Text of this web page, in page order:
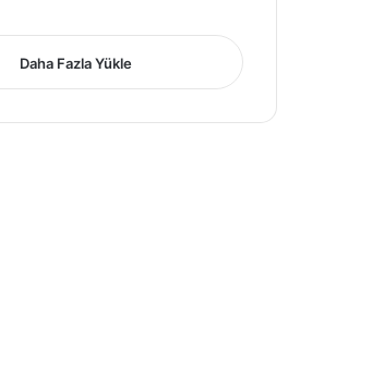
Daha Fazla Yükle